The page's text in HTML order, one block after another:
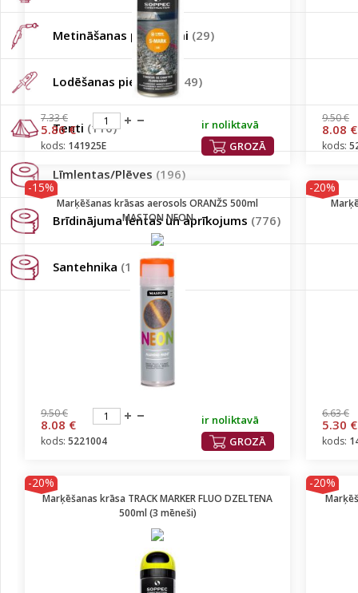
Metināšanas piederumi (29)
Lodēšanas piederumi (49)
Tenti (110)
Līmlentas/Plēves (196)
Brīdinājuma lentas un aprīkojums (776)
Santehnika (1)
7.33 €
5.86 €
ir noliktavā
GROZĀ
kods: 141925E
9.50 €
8.08 €
kods:
-15%
Marķēšanas krāsas aerosols ORANŽS 500ml
MASTON NEON
9.50 €
8.08 €
ir noliktavā
GROZĀ
kods: 5221004
-20%
6.63 €
5.30 €
kods:
-20%
Marķēšanas krāsa TRACK MARKER FLUO DZELTENA
500ml (3 mēneši)
-20%